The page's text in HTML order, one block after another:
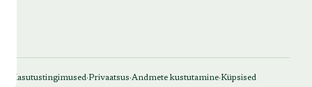
Kasutustingimused·Privaatsus·Andmete kustutamine·Küpsised